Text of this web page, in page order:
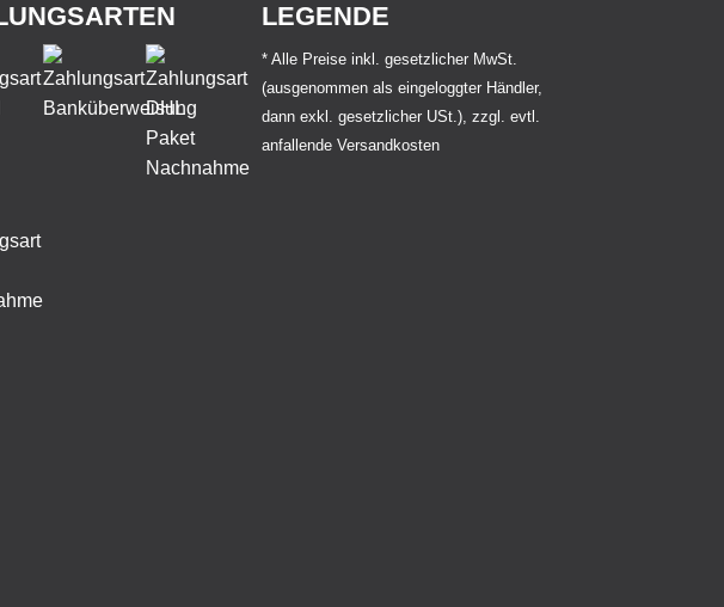
LEGENDE
* Alle Preise inkl. gesetzlicher MwSt.
(ausgenommen als eingeloggter Händler,
dann exkl. gesetzlicher USt.), zzgl. evtl.
anfallende Versandkosten